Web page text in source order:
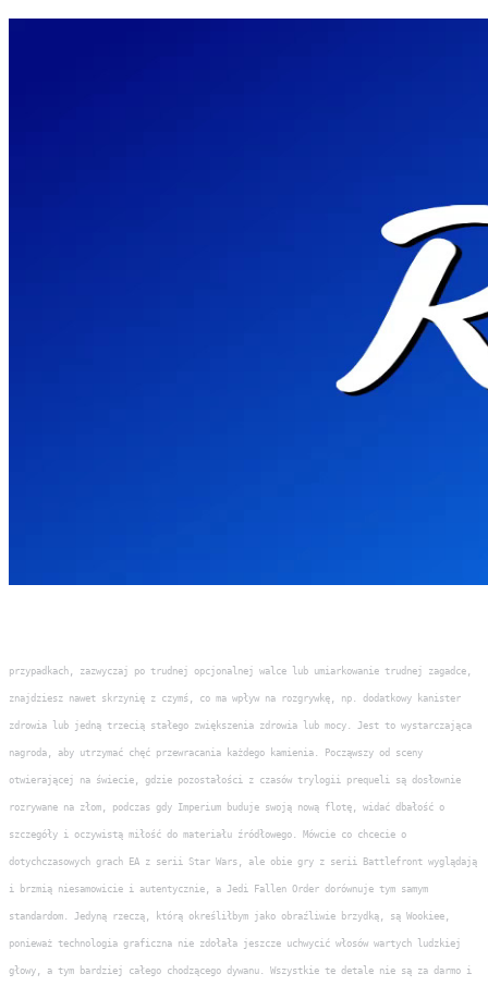
przypadkach, zazwyczaj po trudnej opcjonalnej walce lub umiarkowanie trudnej zagadce,
znajdziesz nawet skrzynię z czymś, co ma wpływ na rozgrywkę, np. dodatkowy kanister
zdrowia lub jedną trzecią stałego zwiększenia zdrowia lub mocy. Jest to wystarczająca
nagroda, aby utrzymać chęć przewracania każdego kamienia. Począwszy od sceny
otwierającej na świecie, gdzie pozostałości z czasów trylogii prequeli są dosłownie
rozrywane na złom, podczas gdy Imperium buduje swoją nową flotę, widać dbałość o
szczegóły i oczywistą miłość do materiału źródłowego. Mówcie co chcecie o
dotychczasowych grach EA z serii Star Wars, ale obie gry z serii Battlefront wyglądają
i brzmią niesamowicie i autentycznie, a Jedi Fallen Order dorównuje tym samym
standardom. Jedyną rzeczą, którą określiłbym jako obraźliwie brzydką, są Wookiee,
ponieważ technologia graficzna nie zdołała jeszcze uchwycić włosów wartych ludzkiej
głowy, a tym bardziej całego chodzącego dywanu. Wszystkie te detale nie są za darmo i